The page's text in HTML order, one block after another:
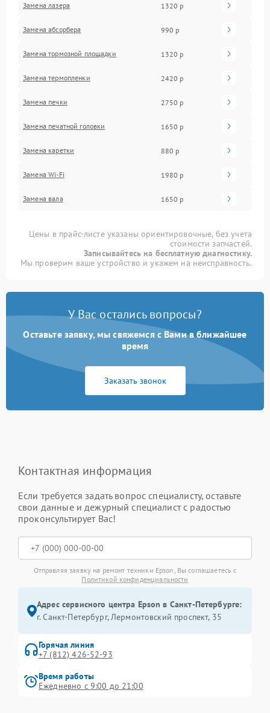
Замена лазера 1320 р
Замена абсорбера 990 р
Замена тормозной площадки 1320 р
Замена термопленки 2420 р
Замена печки 2750 р
Замена печатной головки 1650 р
Замена каретки 880 р
Замена Wi-Fi 1980 р
Замена вала 1650 р
Цены в прайс-листе указаны ориентировочные, без учета
стоимости запчастей.
Записывайтесь на бесплатную диагностику.
Мы проверим ваше устройство и укажем на неисправность.
У Вас остались вопросы?
Оставьте заявку, мы свяжемся с Вами в ближайшее
время
Заказать звонок
Контактная информация
Если требуется задать вопрос специалисту, оставьте
свои данные и дежурный специалист с радостью
проконсультирует Вас!
Отправляя заявку на ремонт техники Epson, Вы соглашаетесь с
Политикой конфиденциальности
Адрес сервисного центра Epson в Санкт-Петербурге:
г. Санкт-Петербург, Лермонтовский проспект, 35
Горячая линия
+7 (812) 426-52-93
Время работы
Ежедневно с 9:00 до 21:00